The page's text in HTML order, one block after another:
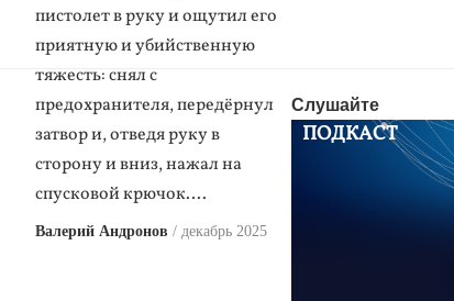
Слушайте
ПОДКАСТ
пистолет в руку и ощутил его
приятную и убийственную
тяжесть: снял с
предохранителя, передёрнул
затвор и, отведя руку в
сторону и вниз, нажал на
спусковой крючок….
Валерий Андронов декабрь 2025